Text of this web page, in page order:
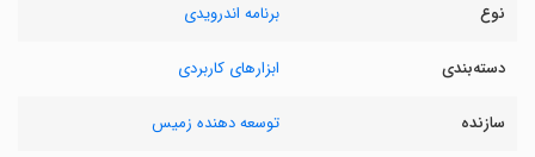
نوع برنامه اندرویدی
دسته‌بندی ابزارهای کاربردی
سازنده توسعه دهنده زمیس